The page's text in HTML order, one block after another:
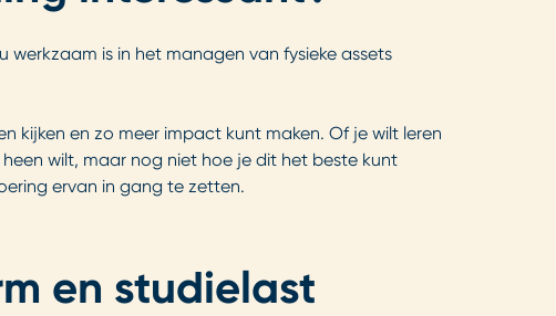
is in het managen van fysieke assets
kijken en zo meer impact kunt maken. Of je wilt leren
wilt, maar nog niet hoe je dit het beste kunt
ervan in gang te zetten.
en studielast